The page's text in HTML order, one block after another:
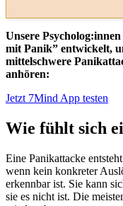
Unsere
mit Panik” entwickelt,
mittelschwere
anhören:
Jetzt 7Mind App testen
Wie fühlt sich
Eine Panikattacke
wenn kein konkreter
erkennbar ist. Sie kann
sie es nicht ist. Die